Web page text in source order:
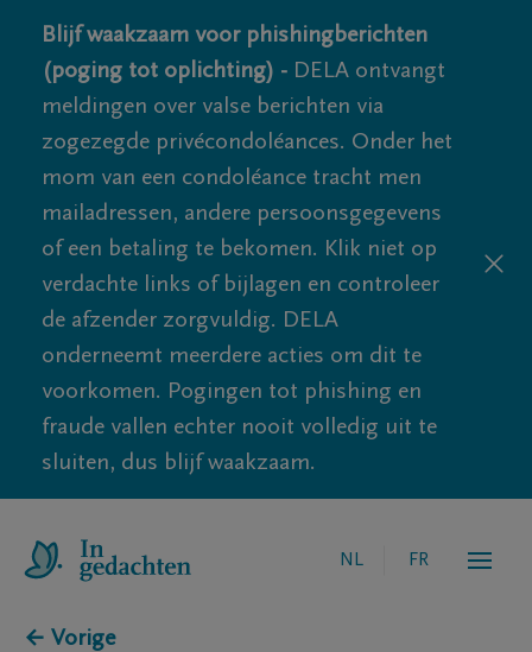
Blijf waakzaam voor phishingberichten
(poging tot oplichting) - DELA ontvangt
meldingen over valse berichten via
zogezegde privécondoléances. Onder het
mom van een condoléance tracht men
mailadressen, andere persoonsgegevens
of een betaling te bekomen. Klik niet op
verdachte links of bijlagen en controleer
de afzender zorgvuldig. DELA
onderneemt meerdere acties om dit te
voorkomen. Pogingen tot phishing en
fraude vallen echter nooit volledig uit te
sluiten, dus blijf waakzaam.
NL FR
← Vorige